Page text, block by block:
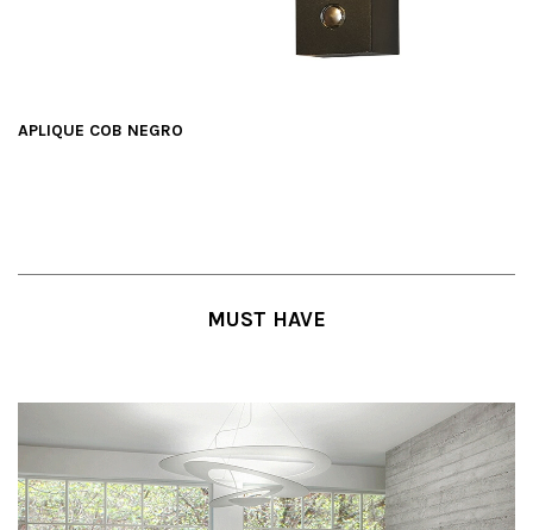
APLIQUE COB NEGRO
MUST HAVE